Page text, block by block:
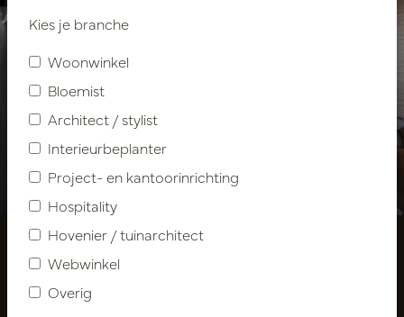
Beurzen
Kies je branche
Woonwinkel
Bloemist
Architect / stylist
Interieurbeplanter
Project- en kantoorinrichting
Hospitality
Hovenier / tuinarchitect
Webwinkel
Overig